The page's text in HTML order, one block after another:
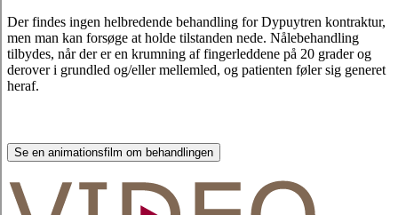
Der findes ingen helbredende behandling for Dypuytren kontraktur,
men man kan forsøge at holde tilstanden nede. Nålebehandling
tilbydes, når der er en krumning af fingerleddene på 20 grader og
derover i grundled og/eller mellemled, og patienten føler sig generet
heraf.
Se en animationsfilm om behandlingen